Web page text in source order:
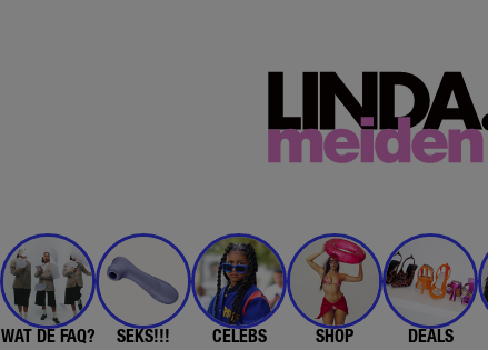
WAT DE FAQ? SEKS!!! CELEBS SHOP DEALS